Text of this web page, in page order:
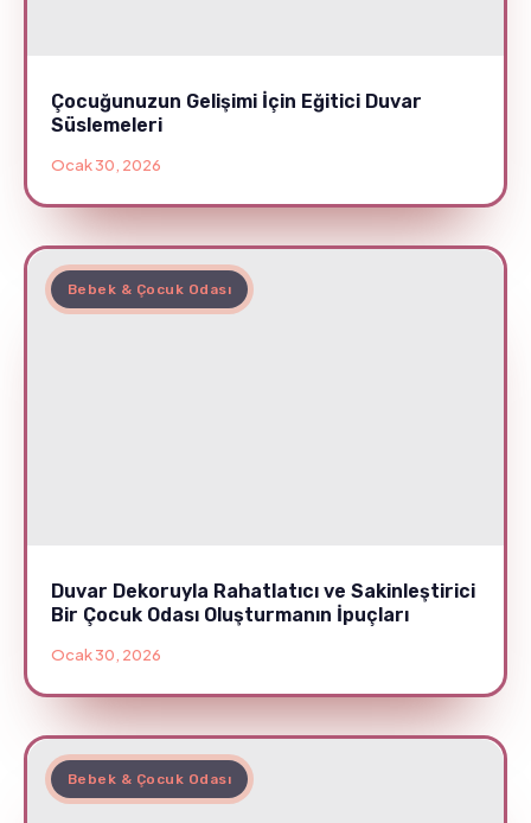
Çocuğunuzun Gelişimi İçin Eğitici Duvar
Süslemeleri
Ocak 30, 2026
Bebek & Çocuk Odası
Duvar Dekoruyla Rahatlatıcı ve Sakinleştirici
Bir Çocuk Odası Oluşturmanın İpuçları
Ocak 30, 2026
Bebek & Çocuk Odası